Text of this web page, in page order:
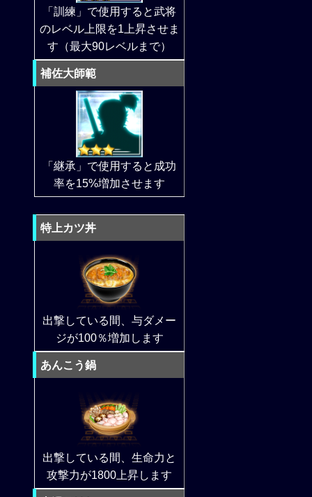
「訓練」で使用すると武将
のレベル上限を1上昇させま
す（最大90レベルまで）
補佐大師範
「継承」で使用すると成功
率を15%増加させます
特上カツ丼
出撃している間、与ダメー
ジが100％増加します
あんこう鍋
出撃している間、生命力と
攻撃力が1800上昇します